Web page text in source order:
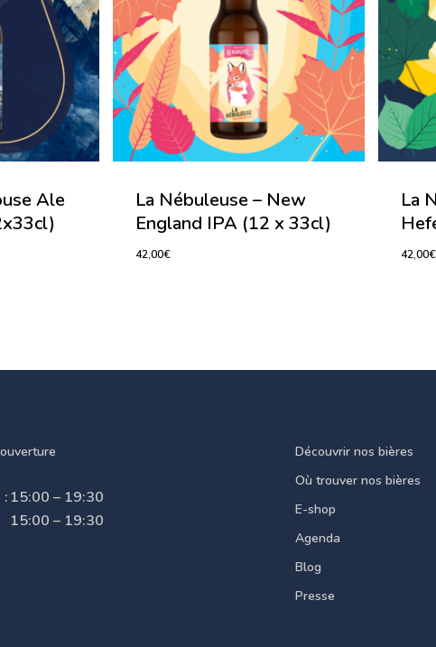
Ale
La Nébuleuse – New
England IPA (12 x 33cl)
42,00€
La
42,00€
15:00 – 19:30
15:00 – 19:30
Découvrir nos bières
Où trouver nos bières
E-shop
Agenda
Blog
Presse